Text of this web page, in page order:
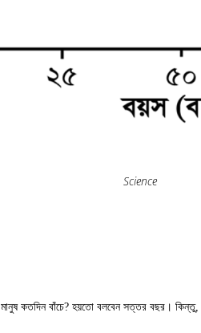
Science
মানুষ কতদিন বাঁচে? হয়তো বলবেন সত্তর বছর। কিন্তু,